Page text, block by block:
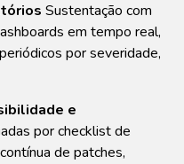
Sustentação com
em tempo real,
por severidade,
e
por checklist de
de patches,